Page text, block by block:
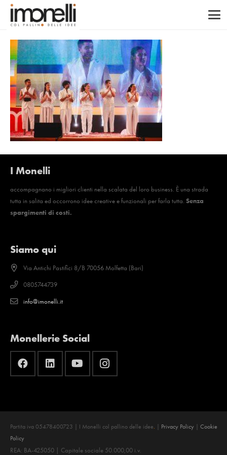
I Monelli
accompagnano i migliori clienti nella scalata del loro business. È una strada
tutta in salita ed occorrono idee creative e funzionali per farla tutta. Senza
spargimenti di costi.
Siamo qui
Via Antichi Pastifici 8/B 70056 Molfetta (Bari)
0805744739
info@imonelli.it
Monellerie Social
Partita iva 05478400723 | I Monelli col pallino delle idee. Privacy Policy
Cookie
Policy
REA: BA-425050 | Capitale sociale 50.000,00 i.v.